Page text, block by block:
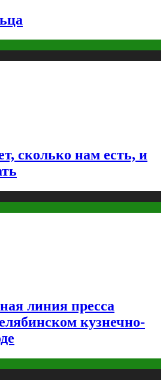
сколько нам есть, и
линия пресса
кузнечно-